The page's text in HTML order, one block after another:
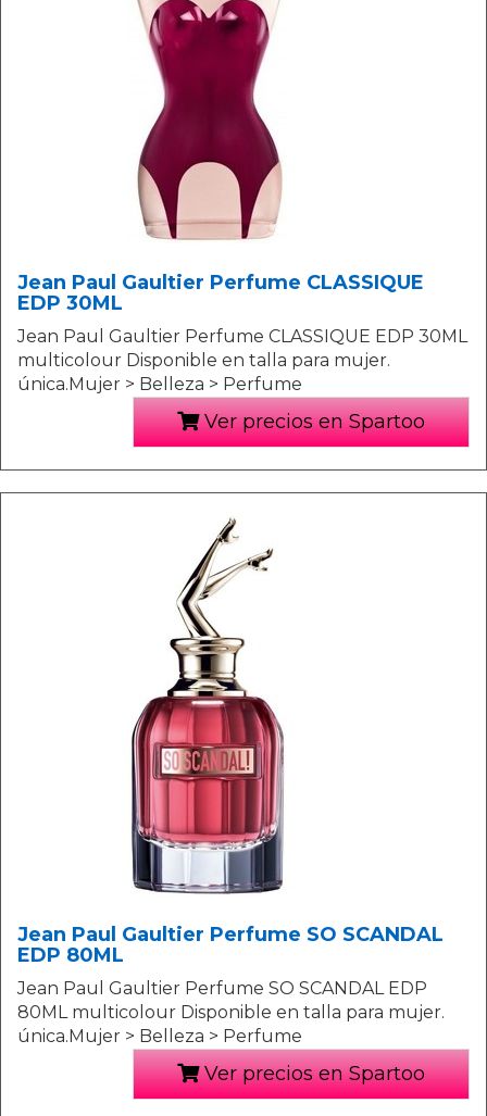
Jean Paul Gaultier Perfume CLASSIQUE
EDP 30ML
Jean Paul Gaultier Perfume CLASSIQUE EDP 30ML
multicolour Disponible en talla para mujer.
única.Mujer > Belleza > Perfume
Ver precios en Spartoo
Jean Paul Gaultier Perfume SO SCANDAL
EDP 80ML
Jean Paul Gaultier Perfume SO SCANDAL EDP
80ML multicolour Disponible en talla para mujer.
única.Mujer > Belleza > Perfume
Ver precios en Spartoo